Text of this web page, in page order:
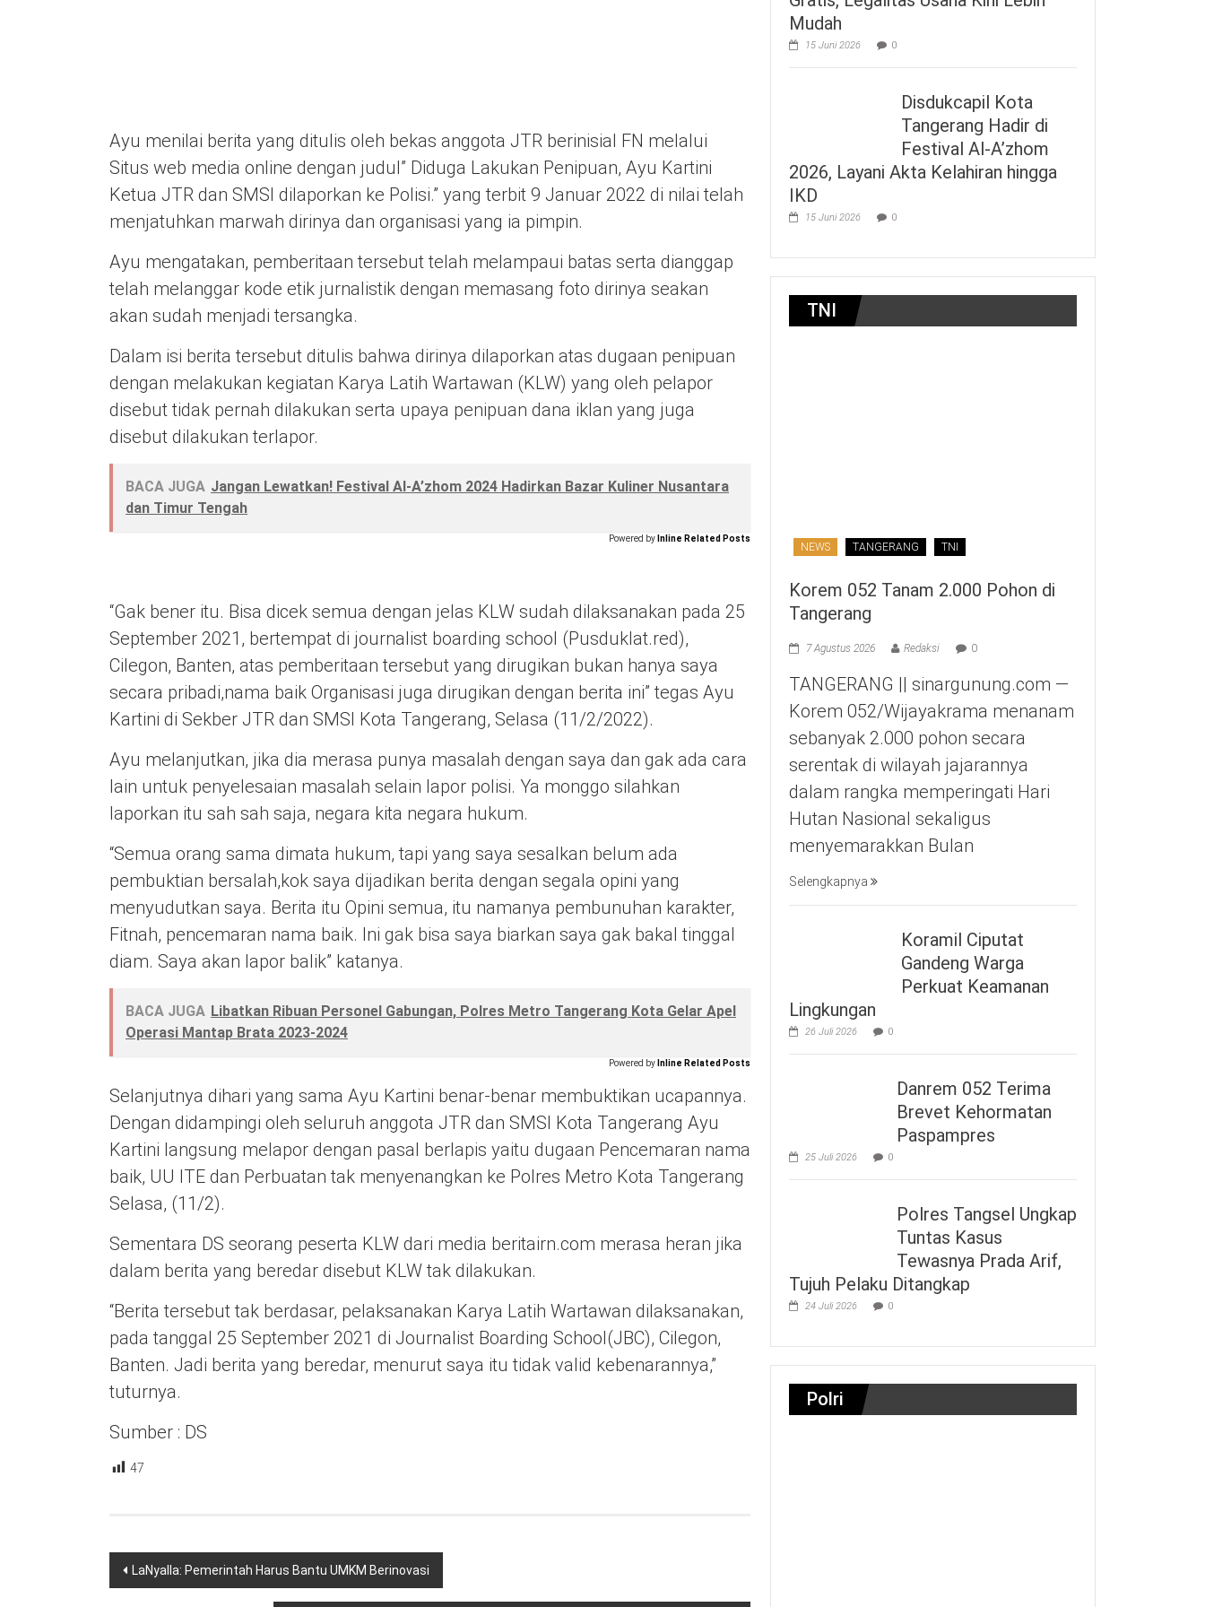
Ayu menilai berita yang ditulis oleh bekas anggota JTR berinisial FN melalui
Situs web media online dengan judul” Diduga Lakukan Penipuan, Ayu Kartini
Ketua JTR dan SMSI dilaporkan ke Polisi.” yang terbit 9 Januar 2022 di nilai telah
menjatuhkan marwah dirinya dan organisasi yang ia pimpin.
Ayu mengatakan, pemberitaan tersebut telah melampaui batas serta dianggap
telah melanggar kode etik jurnalistik dengan memasang foto dirinya seakan
akan sudah menjadi tersangka.
Dalam isi berita tersebut ditulis bahwa dirinya dilaporkan atas dugaan penipuan
dengan melakukan kegiatan Karya Latih Wartawan (KLW) yang oleh pelapor
disebut tidak pernah dilakukan serta upaya penipuan dana iklan yang juga
disebut dilakukan terlapor.
BACA JUGA Jangan Lewatkan! Festival Al-A’zhom 2024 Hadirkan Bazar Kuliner Nusantara
dan Timur Tengah
Powered by Inline Related Posts
“Gak bener itu. Bisa dicek semua dengan jelas KLW sudah dilaksanakan pada 25
September 2021, bertempat di journalist boarding school (Pusduklat.red),
Cilegon, Banten, atas pemberitaan tersebut yang dirugikan bukan hanya saya
secara pribadi,nama baik Organisasi juga dirugikan dengan berita ini” tegas Ayu
Kartini di Sekber JTR dan SMSI Kota Tangerang, Selasa (11/2/2022).
Ayu melanjutkan, jika dia merasa punya masalah dengan saya dan gak ada cara
lain untuk penyelesaian masalah selain lapor polisi. Ya monggo silahkan
laporkan itu sah sah saja, negara kita negara hukum.
“Semua orang sama dimata hukum, tapi yang saya sesalkan belum ada
pembuktian bersalah,kok saya dijadikan berita dengan segala opini yang
menyudutkan saya. Berita itu Opini semua, itu namanya pembunuhan karakter,
Fitnah, pencemaran nama baik. Ini gak bisa saya biarkan saya gak bakal tinggal
diam. Saya akan lapor balik” katanya.
BACA JUGA Libatkan Ribuan Personel Gabungan, Polres Metro Tangerang Kota Gelar Apel
Operasi Mantap Brata 2023-2024
Powered by Inline Related Posts
Selanjutnya dihari yang sama Ayu Kartini benar-benar membuktikan ucapannya.
Dengan didampingi oleh seluruh anggota JTR dan SMSI Kota Tangerang Ayu
Kartini langsung melapor dengan pasal berlapis yaitu dugaan Pencemaran nama
baik, UU ITE dan Perbuatan tak menyenangkan ke Polres Metro Kota Tangerang
Selasa, (11/2).
Sementara DS seorang peserta KLW dari media beritairn.com merasa heran jika
dalam berita yang beredar disebut KLW tak dilakukan.
“Berita tersebut tak berdasar, pelaksanakan Karya Latih Wartawan dilaksanakan,
pada tanggal 25 September 2021 di Journalist Boarding School(JBC), Cilegon,
Banten. Jadi berita yang beredar, menurut saya itu tidak valid kebenarannya,”
tuturnya.
Sumber : DS
47
Navigasi
pos
LaNyalla: Pemerintah Harus Bantu UMKM Berinovasi
Mudah
15 Juni 2026 0
Disdukcapil Kota
Tangerang Hadir di
Festival Al-A’zhom
2026, Layani Akta Kelahiran hingga
IKD
15 Juni 2026 0
TNI
NEWS TANGERANG TNI
Korem 052 Tanam 2.000 Pohon di
Tangerang
7 Agustus 2026 Redaksi 0
TANGERANG || sinargunung.com —
Korem 052/Wijayakrama menanam
sebanyak 2.000 pohon secara
serentak di wilayah jajarannya
dalam rangka memperingati Hari
Hutan Nasional sekaligus
menyemarakkan Bulan
Selengkapnya
Koramil Ciputat
Gandeng Warga
Perkuat Keamanan
Lingkungan
26 Juli 2026 0
Danrem 052 Terima
Brevet Kehormatan
Paspampres
25 Juli 2026 0
Polres Tangsel Ungkap
Tuntas Kasus
Tewasnya Prada Arif,
Tujuh Pelaku Ditangkap
24 Juli 2026 0
Polri